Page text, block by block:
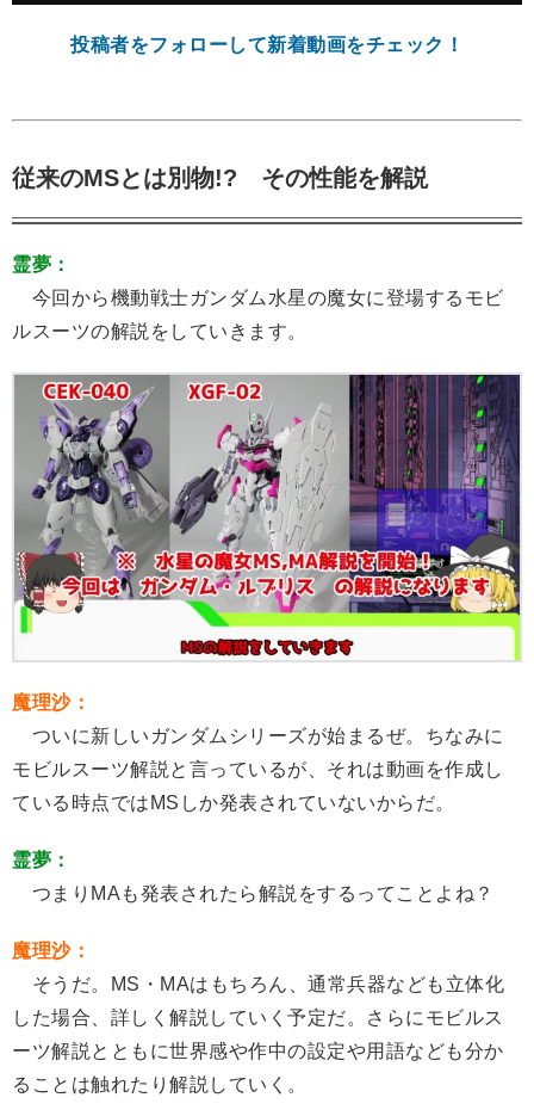
投稿者をフォローして新着動画をチェック！
従来のMSとは別物!? その性能を解説
霊夢：
今回から機動戦士ガンダム水星の魔女に登場するモビ
ルスーツの解説をしていきます。
魔理沙：
ついに新しいガンダムシリーズが始まるぜ。ちなみに
モビルスーツ解説と言っているが、それは動画を作成し
ている時点ではMSしか発表されていないからだ。
霊夢：
つまりMAも発表されたら解説をするってことよね？
魔理沙：
そうだ。MS・MAはもちろん、通常兵器なども立体化
した場合、詳しく解説していく予定だ。さらにモビルス
ーツ解説とともに世界感や作中の設定や用語なども分か
ることは触れたり解説していく。